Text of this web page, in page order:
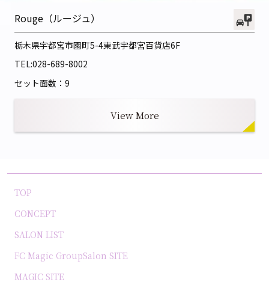
Rouge（ルージュ）
栃木県宇都宮市園町5-4東武宇都宮百貨店6F
TEL:028-689-8002
セット面数：9
View More
TOP
CONCEPT
SALON LIST
FC Magic GroupSalon SITE
MAGIC SITE